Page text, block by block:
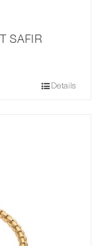
SAFIR
Details